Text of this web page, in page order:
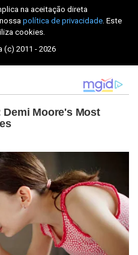
na aceitação direta
política de privacidade. Este
cookies.
(c) 2011 - 2026